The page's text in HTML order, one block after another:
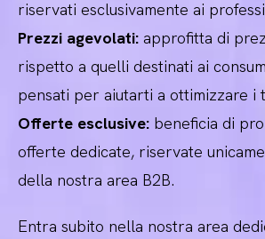
riservati esclusivamente ai
Prezzi agevolati: approfitta di
rispetto a quelli destinati ai
pensati per aiutarti a ottimizzare i
Offerte esclusive: beneficia di
offerte dedicate, riservate
della nostra area B2B.
Entra subito nella nostra area